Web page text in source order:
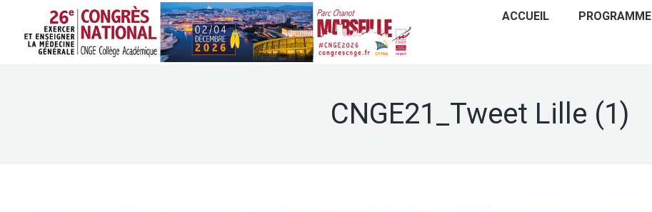
ACCUEIL PROGRAMME
CNGE21_Tweet Lille (1)